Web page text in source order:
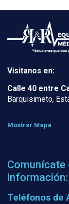
Visitanos en:
Calle 40 entre
Barquisimeto,
Mostrar Mapa
información:
Teléfonos de